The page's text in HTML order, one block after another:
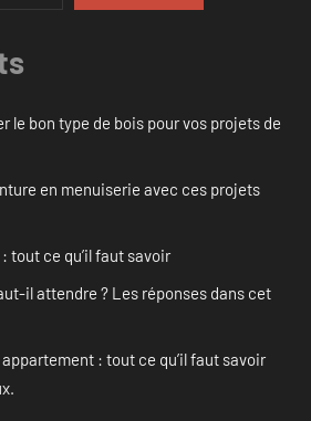
le bon type de bois pour vos projets de
en menuiserie avec ces projets
tout ce qu’il faut savoir
il attendre ? Les réponses dans cet
: tout ce qu’il faut savoir